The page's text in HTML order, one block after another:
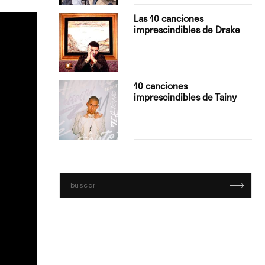
Las 10 canciones
imprescindibles de Drake
10 canciones
imprescindibles de Tainy